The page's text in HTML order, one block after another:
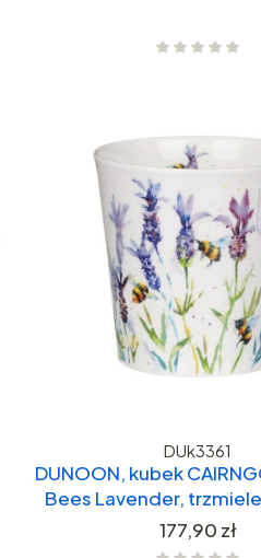
DUk3361
DUNOON, kubek
Bees Lavender,
Cena
177,90 zł